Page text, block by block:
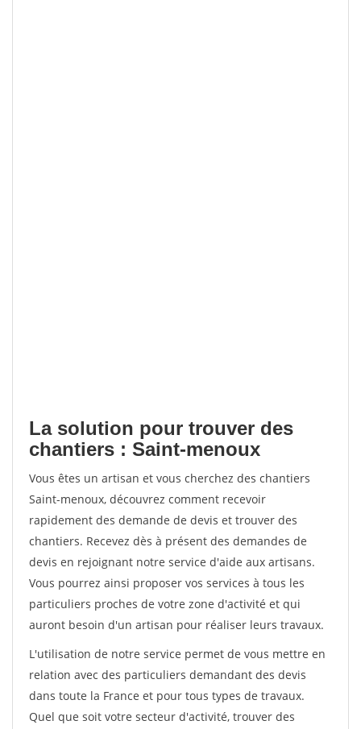
La solution pour trouver des
chantiers : Saint-menoux
Vous êtes un artisan et vous cherchez des chantiers
Saint-menoux, découvrez comment recevoir
rapidement des demande de devis et trouver des
chantiers. Recevez dès à présent des demandes de
devis en rejoignant notre service d'aide aux artisans.
Vous pourrez ainsi proposer vos services à tous les
particuliers proches de votre zone d'activité et qui
auront besoin d'un artisan pour réaliser leurs travaux.
L'utilisation de notre service permet de vous mettre en
relation avec des particuliers demandant des devis
dans toute la France et pour tous types de travaux.
Quel que soit votre secteur d'activité, trouver des